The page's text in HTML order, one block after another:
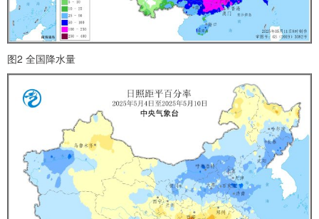
图2 全国降水量